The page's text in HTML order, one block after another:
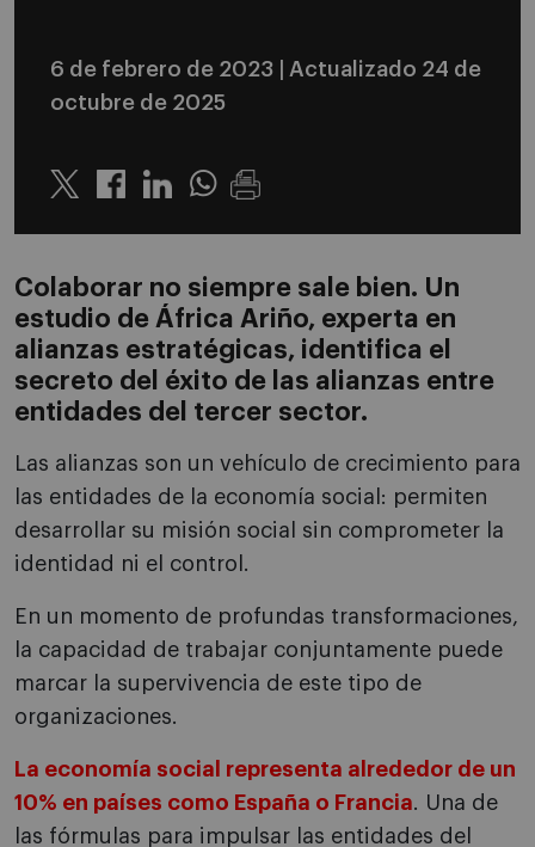
6 de febrero de 2023
| Actualizado 24 de
octubre de 2025
Twitter LinkedinWhatsapp
Colaborar no siempre sale bien. Un
estudio de África Ariño, experta en
alianzas estratégicas, identifica el
secreto del éxito de las alianzas entre
entidades del tercer sector.
Las alianzas son un vehículo de crecimiento para
las entidades de la economía social: permiten
desarrollar su misión social sin comprometer la
identidad ni el control.
En un momento de profundas transformaciones,
la capacidad de trabajar conjuntamente puede
marcar la supervivencia de este tipo de
organizaciones.
La economía social representa alrededor de un
10% en países como España o Francia. Una de
las fórmulas para impulsar las entidades del